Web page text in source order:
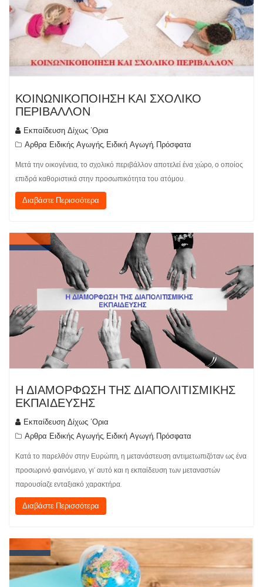
ΚΟΙΝΩΝΙΚΟΠΟΙΗΣΗ ΚΑΙ ΣΧΟΛΙΚΟ
ΠΕΡΙΒΑΛΛΟΝ
Εκπαίδευση Δίχως 'Ορια
Αρθρα Ειδικής Αγωγής, Ειδική Αγωγή, Πρόσφατα
Μετά την οικογένεια, το σχολικό περιβάλλον αποτελεί ένα χώρο, ο οποίος
επιδρά καθοριστικά στην προσωπικότητα του ατόμου.
Διαβάστε Περισσότερα
Η ΔΙΑΜΟΡΦΩΣΗ ΤΗΣ ΔΙΑΠΟΛΙΤΙΣΜΙΚΗΣ
ΕΚΠΑΙΔΕΥΣΗΣ
Εκπαίδευση Δίχως 'Ορια
Αρθρα Ειδικής Αγωγής, Ειδική Αγωγή, Πρόσφατα
Κατά το παρελθόν στην Ευρώπη, η μετανάστευση αντιμετωπιζόταν ως ένα
προσωρινό φαινόμενο, γι’ αυτό και η εκπαίδευση των μεταναστών
παρουσίαζε ενταξιακό χαρακτήρα.
Διαβάστε Περισσότερα